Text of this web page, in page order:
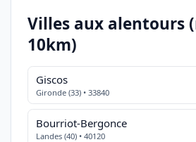
Villes aux alentours
10km)
Giscos
Gironde (33) • 33840
Bourriot-Bergonce
Landes (40) • 40120